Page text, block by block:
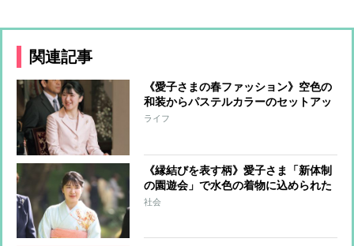
関連記事
《愛子さまの春ファッション》空色の
和装からパステルカラーのセットアッ
プまで”春爛漫”な装い
ライフ
《縁結びを表す柄》愛子さま「新体制
の園遊会」で水色の着物に込められた
「結婚への思い」
社会